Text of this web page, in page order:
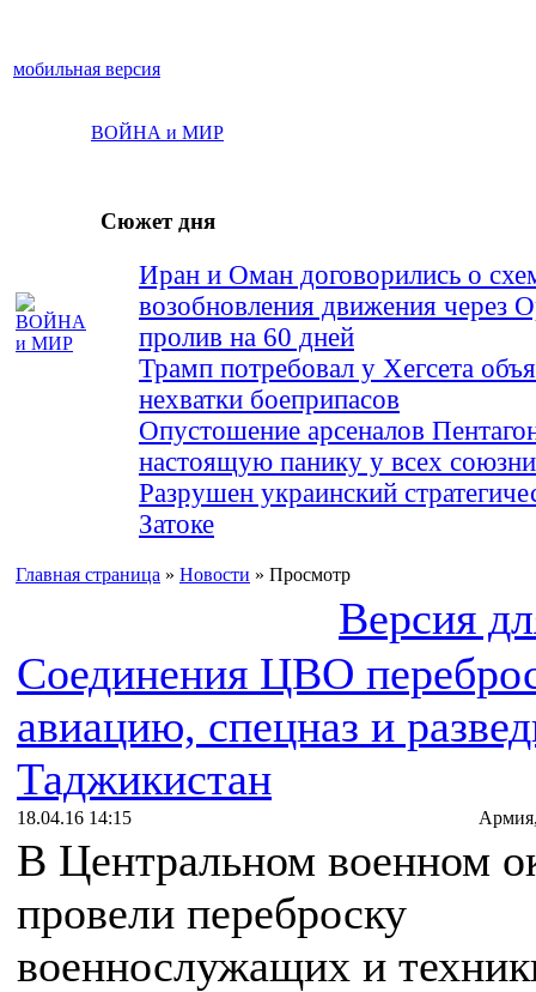
мобильная версия
ВОЙНА и МИР
Сюжет дня
Иран и Оман договорились о
возобновления движения через
пролив на 60 дней
Трамп потребовал у Хегсета
нехватки боеприпасов
Опустошение арсеналов
настоящую панику у всех
Разрушен украинский
Затоке
Главная страница » Новости » Просмотр
Версия
Соединения ЦВО
авиацию, спецназ и
Таджикистан
18.04.16 14:15
В Центральном военном
провели переброску
военнослужащих и